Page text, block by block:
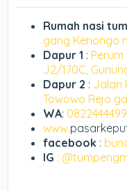
Rumah nasi
gang Kenongo
Dapur 1 :
J2/170C,
Dapur 2 : Jalan
Towowo Rejo
WA:
www.
facebook :
IG :